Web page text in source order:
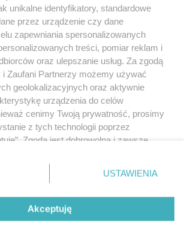
unikalne identyfikatory, standardowe
przez urządzenie czy dane
zapewniania spersonalizowanych
treści, pomiar reklam i
oraz ulepszanie usług. Za zgodą
Zaufani Partnerzy możemy używać
geolokalizacyjnych oraz aktywnie
urządzenia do celów
cenimy Twoją prywatność, prosimy
z tych technologii poprzez
Zgoda jest dobrowolna i zawsze
się w lewym dolnym rogu strony
przetwarzania danych nie wymagają
ale masz prawo sprzeciwić się
Preferencje będą miały
na tej witrynie.
USTAWIENIA
Akceptuję